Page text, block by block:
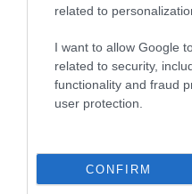
related to
I want to allow Google
related to security,
functionality and fraud
user protection.
CONFIRM
Eίχε φτάσει μέχρι τον
20.11.2023 - 13:53